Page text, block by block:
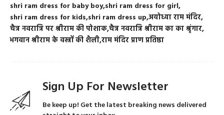
shri ram dress for baby boy shri ram dress for girl
shri ram dress for kids shri ram dress up अयोध्या राम मंदिर
चैत्र नवरात्रि पर श्रीराम की पोशाकचैत्र नवरात्रि श्रीराम का का श्रृंगार
भगवान श्रीराम के वस्त्रों की शैलीराम मंदिर प्राण प्रतिष्ठा
Sign Up For Newsletter
Be keep up! Get the latest breaking news delivered